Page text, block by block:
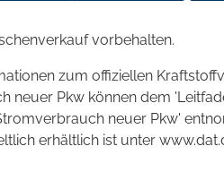
vorbehalten.
zum offiziellen
neuer Pkw können dem
neuer Pkw'
erhältlich ist unter